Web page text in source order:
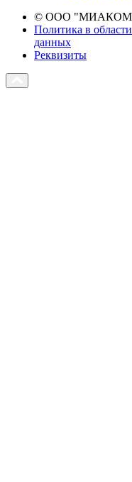
© ООО "МИАКОМ
Политика в
данных
Реквизиты